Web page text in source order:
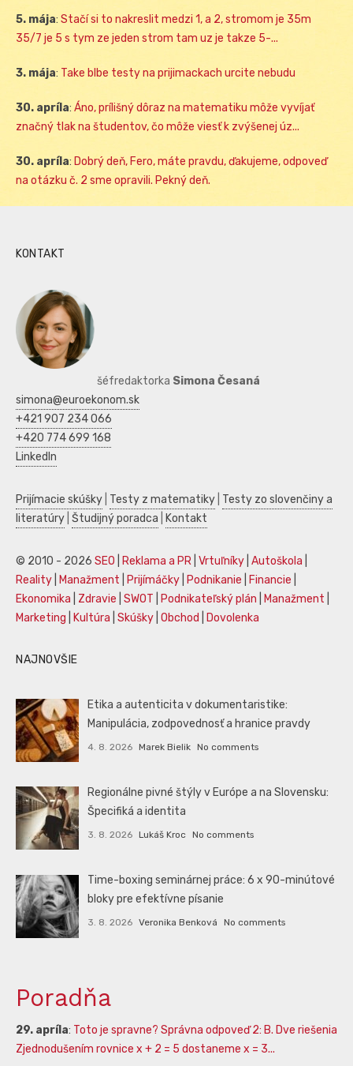
5. mája: Stačí si to nakreslit medzi 1, a 2, stromom je 35m
35/7 je 5 s tym ze jeden strom tam uz je takze 5-...
3. mája: Take blbe testy na prijimackach urcite nebudu
30. apríla: Áno, prílišný dôraz na matematiku môže vyvíjať
značný tlak na študentov, čo môže viesť k zvýšenej úz...
30. apríla: Dobrý deň, Fero, máte pravdu, ďakujeme, odpoveď
na otázku č. 2 sme opravili. Pekný deň.
KONTAKT
šéfredaktorka Simona Česaná
simona@euroekonom.sk
+421 907 234 066
+420 774 699 168
LinkedIn
Prijímacie skúšky Testy z matematiky Testy zo slovenčiny a
literatúry Študijný poradca Kontakt
© 2010 - 2026 SEO Reklama a PR Vrtuľníky Autoškola
Reality
Manažment Prijímáčky Podnikanie Financie
Ekonomika
Zdravie SWOT Podnikateľský plán Manažment
Marketing
Kultúra Skúšky Obchod Dovolenka
NAJNOVŠIE
Etika a autenticita v dokumentaristike:
Manipulácia, zodpovednosť a hranice pravdy
4. 8. 2026 Marek Bielik No comments
Regionálne pivné štýly v Európe a na Slovensku:
Špecifiká a identita
3. 8. 2026 Lukáš Kroc No comments
Time-boxing seminárnej práce: 6 x 90-minútové
bloky pre efektívne písanie
3. 8. 2026 Veronika Benková No comments
Poradňa
29. apríla: Toto je spravne? Správna odpoveď 2: B. Dve riešenia
Zjednodušením rovnice x + 2 = 5 dostaneme x = 3...